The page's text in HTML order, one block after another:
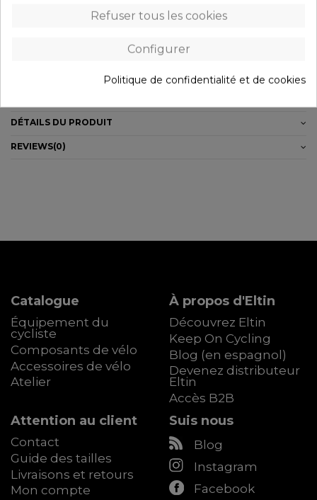
Paiement en plusieurs fois à partir de 29 €
Dimensions : 10mm (Ø int.) x 26m (Ø ext.) x 8mm (largeur)Poids:
DÉTAILS DU PRODUIT
REVIEWS(0)
Catalogue
Équipement du
cycliste
Composants de vélo
Accessoires de vélo
Atelier
À propos d'Eltin
Découvrez Eltin
Keep On Cycling
Blog (en espagnol)
Devenez distributeur
Eltin
Accès B2B
Attention au client
Contact
Guide des tailles
Livraisons et retours
Mon compte
Suis nous
Blog
Instagram
Facebook
Refuser tous les cookies
Configurer
Politique de confidentialité et de cookies